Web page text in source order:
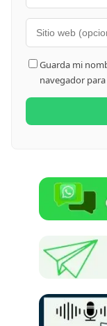
Guarda mi
navegador